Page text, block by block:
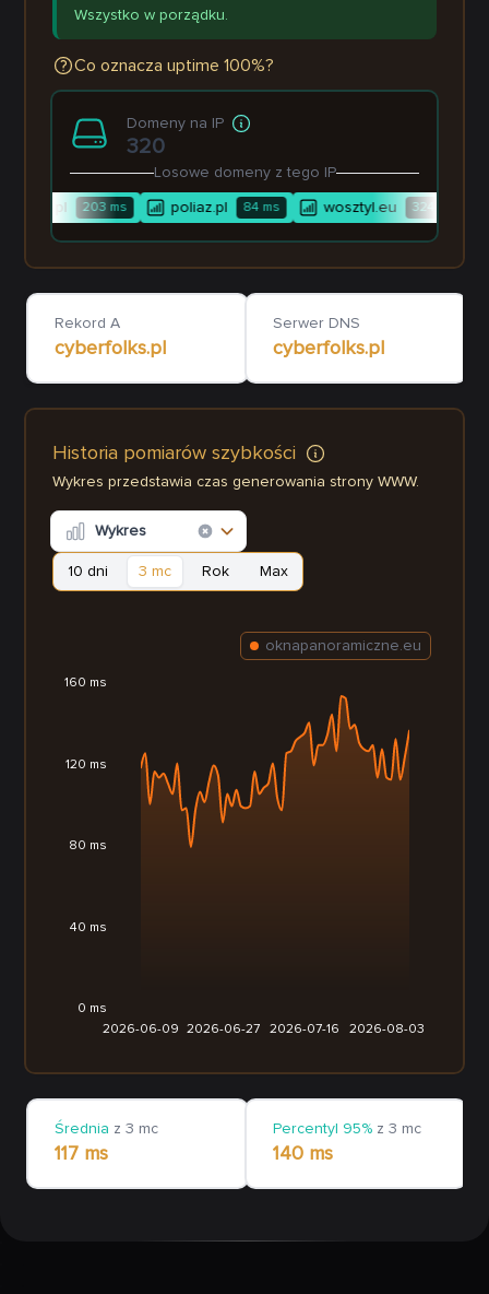
Wszystko w porządku.
Co oznacza uptime 100%?
Domeny na IP
320
Losowe domeny z tego IP
203ms poliaz.pl 84ms wosztyl.eu 324
Rekord A
cyberfolks.pl
Serwer DNS
cyberfolks.pl
Historia pomiarów szybkości
Wykres przedstawia czas generowania strony WWW.
Wykres
10 dni 3 mc Rok Max
2026-06-09 2026-06-27 2026-07-16 2026-08-03
0 ms
40 ms
80 ms
120 ms
160 ms
oknapanoramiczne.eu
Średnia z 3 mc
117 ms
Percentyl 95% z 3 mc
140 ms